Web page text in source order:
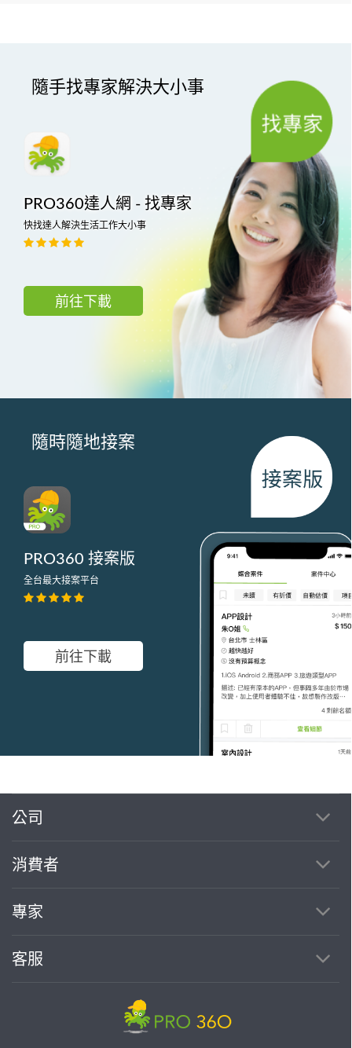
隨手找專家解決大小事
PRO360達人網 - 找專家
快找達人解決生活工作大小事
前往下載
隨時隨地接案
PRO360 接案版
全台最大接案平台
前往下載
公司
消費者
專家
客服
繼續完成